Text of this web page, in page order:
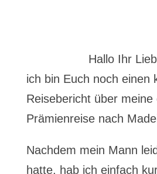
Hallo Ihr
ich bin Euch noch einen
Reisebericht über meine
Prämienreise nach
Nachdem mein Mann
hatte, hab ich einfach